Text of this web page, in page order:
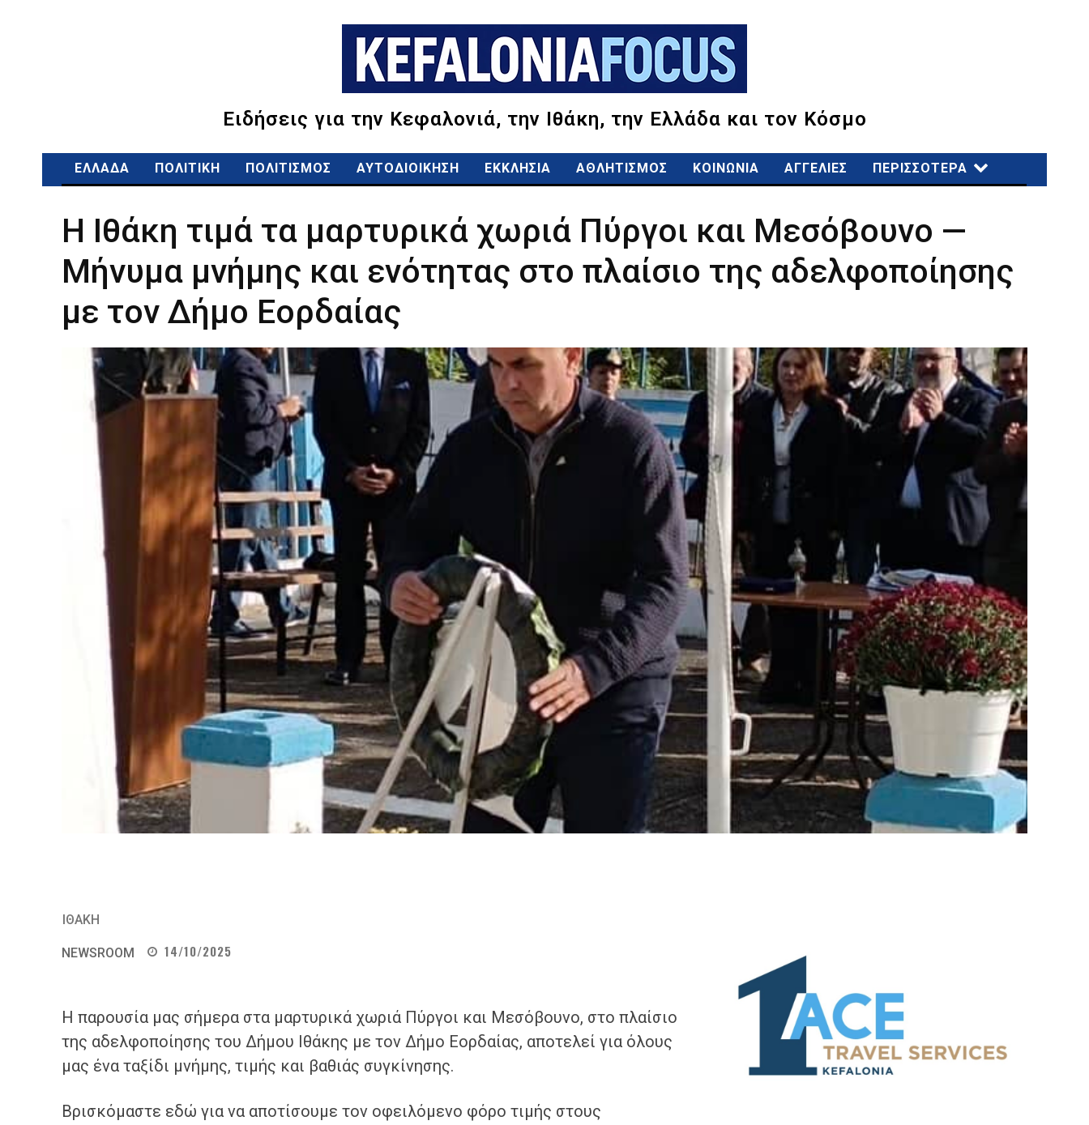
Ειδήσεις για την Κεφαλονιά, την Ιθάκη, την Ελλάδα και τον Κόσμο
ΕΛΛΑΔΑ ΠΟΛΙΤΙΚΗ ΠΟΛΙΤΙΣΜΟΣ ΑΥΤΟΔΙΟΙΚΗΣΗ ΕΚΚΛΗΣΙΑ ΑΘΛΗΤΙΣΜΟΣ ΚΟΙΝΩΝΙΑ ΑΓΓΕΛΙΕΣ ΠΕΡΙΣΣΟΤΕΡΑ
Η Ιθάκη τιμά τα μαρτυρικά χωριά Πύργοι και Μεσόβουνο —
Μήνυμα μνήμης και ενότητας στο πλαίσιο της αδελφοποίησης
με τον Δήμο Εορδαίας
ΙΘΑΚΗ
NEWSROOM 14/10/2025
Η παρουσία μας σήμερα στα μαρτυρικά χωριά Πύργοι και Μεσόβουνο, στο πλαίσιο
της αδελφοποίησης του Δήμου Ιθάκης με τον Δήμο Εορδαίας, αποτελεί για όλους
μας ένα ταξίδι μνήμης, τιμής και βαθιάς συγκίνησης.
Βρισκόμαστε εδώ για να αποτίσουμε τον οφειλόμενο φόρο τιμής στους